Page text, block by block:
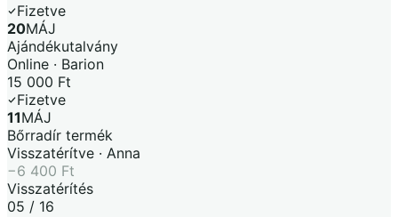
Fizetve
20MÁJ
Ajándékutalvány
Online · Barion
15 000 Ft
Fizetve
11MÁJ
Bőrradír termék
Visszatérítve · Anna
−6 400 Ft
Visszatérítés
05 / 16